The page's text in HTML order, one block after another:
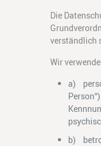
Die
verständlich
Wir
a)
b)